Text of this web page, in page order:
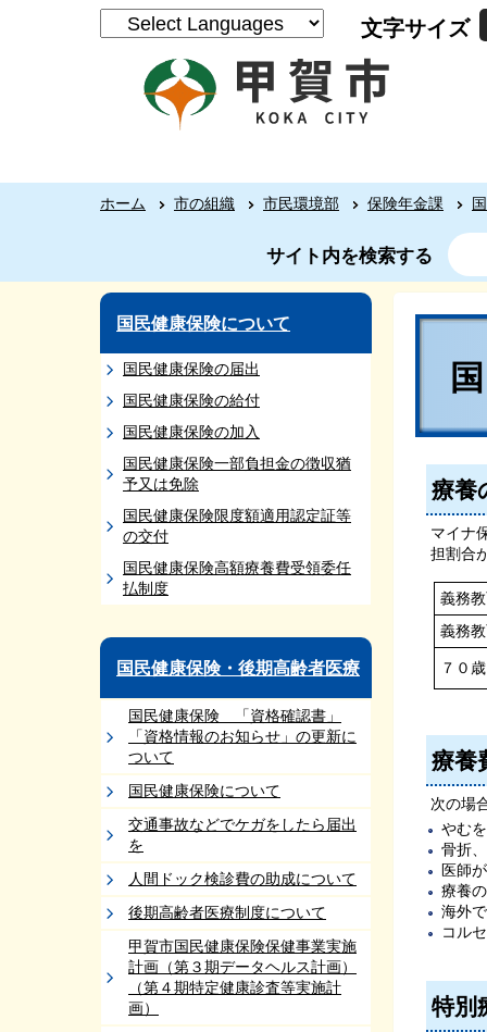
文字サイズ
ホーム 市の組織 市民環境部 保険年金課
サイト内を検索する
国民健康保険について
国民健康保険の届出
国民健康保険の給付
国民健康保険の加入
国民健康保険一部負担金の徴収猶
予又は免除
国民健康保険限度額適用認定証等
の交付
国民健康保険高額療養費受領委任
払制度
国民健康保険・後期高齢者医療
国民健康保険 「資格確認書」
「資格情報のお知らせ」の更新に
ついて
国民健康保険について
交通事故などでケガをしたら届出
を
人間ドック検診費の助成について
後期高齢者医療制度について
甲賀市国民健康保険保健事業実施
計画（第３期データヘルス計画）
（第４期特定健康診査等実施計
画）
療養
マイナ
担割合
義務
義務
７０
療養
次の場
やむ
骨折
医師
療養
海外
コル
特別